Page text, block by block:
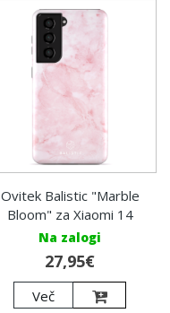
Ovitek Balistic "Marble
Bloom" za Xiaomi 14
Na zalogi
27,95€
Več